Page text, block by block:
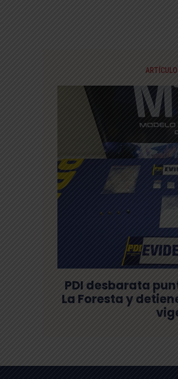
PDI desbarata
La Foresta y